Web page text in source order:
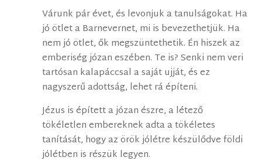
Várunk pár évet, és levonjuk a tanulságokat. Ha
jó ötlet a Barnevernet, mi is bevezethetjük. Ha
nem jó ötlet, ők megszüntethetik. Én hiszek az
emberiség józan eszében. Te is? Senki nem veri
tartósan kalapáccsal a saját ujját, és ez
nagyszerű adottság, lehet rá építeni.
Jézus is épített a józan észre, a létező
tökéletlen embereknek adta a tökéletes
tanítását, hogy az örök jólétre készülődve földi
jólétben is részük legyen.